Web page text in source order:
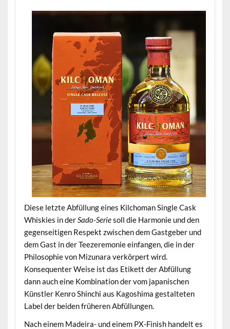
Diese letzte Abfüllung eines Kilchoman Single Cask
Whiskies in der Sado-Seriesoll die Harmonie und den
gegenseitigen Respekt zwischen dem Gastgeber und
dem Gast in der Teezeremonie einfangen, die in der
Philosophie von Mizunara verkörpert wird.
Konsequenter Weise ist das Etikett der Abfüllung
dann auch eine Kombination der vom japanischen
Künstler Kenro Shinchi aus Kagoshima gestalteten
Label der beiden früheren Abfüllungen.
Nach einem Madeira- und einem PX-Finish handelt es